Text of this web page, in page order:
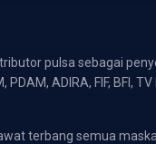
pulsa sebagai
PDAM, ADIRA, FIF,
terbang semua